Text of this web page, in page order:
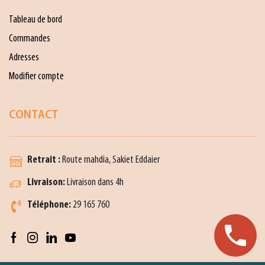
Tableau de bord
Commandes
Adresses
Modifier compte
CONTACT
Retrait :Route mahdia, Sakiet Eddaier
Livraison:Livraison dans 4h
Téléphone: 29 165 760